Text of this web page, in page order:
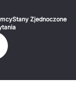
Stany Zjednoczone